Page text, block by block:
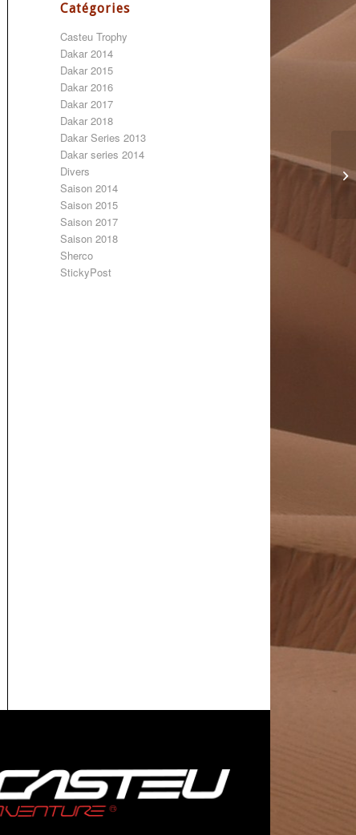
Catégories
Casteu Trophy
Dakar 2014
Dakar 2015
Dakar 2016
Dakar 2017
Dakar 2018
Dakar Series 2013
Dakar series 2014
Divers
Saison 2014
Saison 2015
Saison 2017
Saison 2018
Sherco
StickyPost